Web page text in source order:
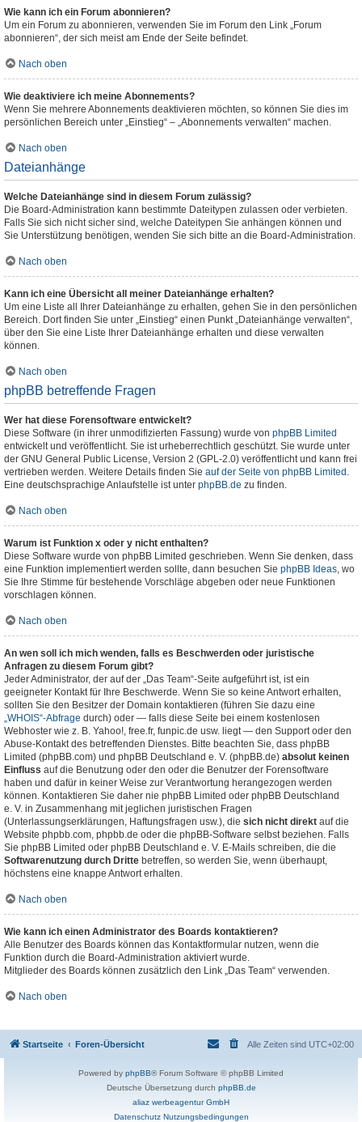
Wie kann ich ein Forum abonnieren?
Um ein Forum zu abonnieren, verwenden Sie im Forum den Link „Forum
abonnieren“, der sich meist am Ende der Seite befindet.
Nach oben
Wie deaktiviere ich meine Abonnements?
Wenn Sie mehrere Abonnements deaktivieren möchten, so können Sie dies im
persönlichen Bereich unter „Einstieg“ – „Abonnements verwalten“ machen.
Nach oben
Dateianhänge
Welche Dateianhänge sind in diesem Forum zulässig?
Die Board-Administration kann bestimmte Dateitypen zulassen oder verbieten.
Falls Sie sich nicht sicher sind, welche Dateitypen Sie anhängen können und
Sie Unterstützung benötigen, wenden Sie sich bitte an die Board-Administration.
Nach oben
Kann ich eine Übersicht all meiner Dateianhänge erhalten?
Um eine Liste all Ihrer Dateianhänge zu erhalten, gehen Sie in den persönlichen
Bereich. Dort finden Sie unter „Einstieg“ einen Punkt „Dateianhänge verwalten“,
über den Sie eine Liste Ihrer Dateianhänge erhalten und diese verwalten
können.
Nach oben
phpBB betreffende Fragen
Wer hat diese Forensoftware entwickelt?
Diese Software (in ihrer unmodifizierten Fassung) wurde von phpBB Limited
entwickelt und veröffentlicht. Sie ist urheberrechtlich geschützt. Sie wurde unter
der GNU General Public License, Version 2 (GPL-2.0) veröffentlicht und kann frei
vertrieben werden. Weitere Details finden Sie auf der Seite von phpBB Limited .
Eine deutschsprachige Anlaufstelle ist unter phpBB.de zu finden.
Nach oben
Warum ist Funktion x oder y nicht enthalten?
Diese Software wurde von phpBB Limited geschrieben. Wenn Sie denken, dass
eine Funktion implementiert werden sollte, dann besuchen Sie phpBB Ideas, wo
Sie Ihre Stimme für bestehende Vorschläge abgeben oder neue Funktionen
vorschlagen können.
Nach oben
An wen soll ich mich wenden, falls es Beschwerden oder juristische
Anfragen zu diesem Forum gibt?
Jeder Administrator, der auf der „Das Team“-Seite aufgeführt ist, ist ein
geeigneter Kontakt für Ihre Beschwerde. Wenn Sie so keine Antwort erhalten,
sollten Sie den Besitzer der Domain kontaktieren (führen Sie dazu eine
„WHOIS“-Abfrage durch) oder — falls diese Seite bei einem kostenlosen
Webhoster wie z. B. Yahoo!, free.fr, funpic.de usw. liegt — den Support oder den
Abuse-Kontakt des betreffenden Dienstes. Bitte beachten Sie, dass phpBB
Limited (phpBB.com) und phpBB Deutschland e. V. (phpBB.de) absolut keinen
Einfluss auf die Benutzung oder den oder die Benutzer der Forensoftware
haben und dafür in keiner Weise zur Verantwortung herangezogen werden
können. Kontaktieren Sie daher nie phpBB Limited oder phpBB Deutschland
e. V. in Zusammenhang mit jeglichen juristischen Fragen
(Unterlassungserklärungen, Haftungsfragen usw.), die sich nicht direkt auf die
Website phpbb.com, phpbb.de oder die phpBB-Software selbst beziehen. Falls
Sie phpBB Limited oder phpBB Deutschland e. V. E-Mails schreiben, die die
Softwarenutzung durch Dritte betreffen, so werden Sie, wenn überhaupt,
höchstens eine knappe Antwort erhalten.
Nach oben
Wie kann ich einen Administrator des Boards kontaktieren?
Alle Benutzer des Boards können das Kontaktformular nutzen, wenn die
Funktion durch die Board-Administration aktiviert wurde.
Mitglieder des Boards können zusätzlich den Link „Das Team“ verwenden.
Nach oben
Startseite Foren-Übersicht Alle Zeiten sind UTC+02:00
Powered by phpBB® Forum Software © phpBB Limited
Deutsche Übersetzung durch phpBB.de
aliaz werbeagentur GmbH
Datenschutz Nutzungsbedingungen